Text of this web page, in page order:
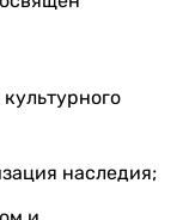
наследия;